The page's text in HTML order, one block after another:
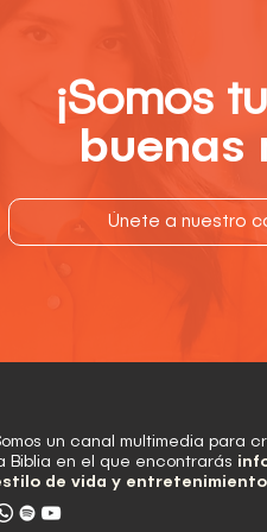
¡Somos
buenas
Únete a nuestro
un canal multimedia para
Biblia en el que encontrarás
de vida y